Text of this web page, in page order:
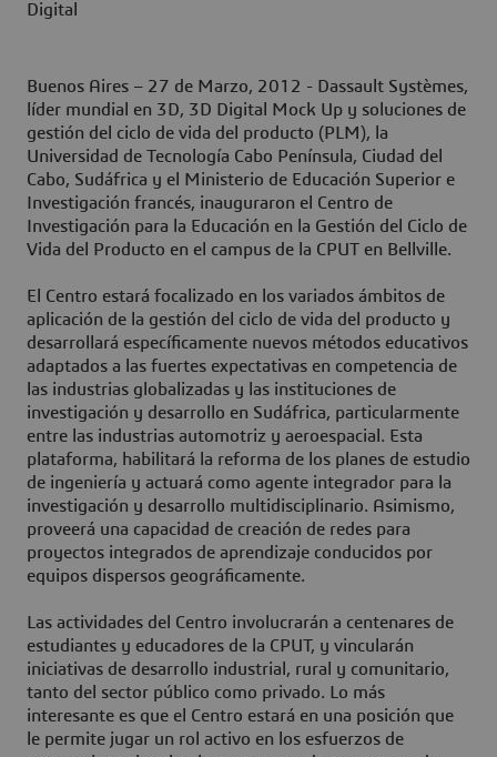
Digital
Buenos Aires – 27 de Marzo, 2012 - Dassault Systèmes,
líder mundial en 3D, 3D Digital Mock Up y soluciones de
gestión del ciclo de vida del producto (PLM), la
Universidad de Tecnología Cabo Península, Ciudad del
Cabo, Sudáfrica y el Ministerio de Educación Superior e
Investigación francés, inauguraron el Centro de
Investigación para la Educación en la Gestión del Ciclo de
Vida del Producto en el campus de la CPUT en Bellville.
El Centro estará focalizado en los variados ámbitos de
aplicación de la gestión del ciclo de vida del producto y
desarrollará específicamente nuevos métodos educativos
adaptados a las fuertes expectativas en competencia de
las industrias globalizadas y las instituciones de
investigación y desarrollo en Sudáfrica, particularmente
entre las industrias automotriz y aeroespacial. Esta
plataforma, habilitará la reforma de los planes de estudio
de ingeniería y actuará como agente integrador para la
investigación y desarrollo multidisciplinario. Asimismo,
proveerá una capacidad de creación de redes para
proyectos integrados de aprendizaje conducidos por
equipos dispersos geográficamente.
Las actividades del Centro involucrarán a centenares de
estudiantes y educadores de la CPUT, y vincularán
iniciativas de desarrollo industrial, rural y comunitario,
tanto del sector público como privado. Lo más
interesante es que el Centro estará en una posición que
le permite jugar un rol activo en los esfuerzos de